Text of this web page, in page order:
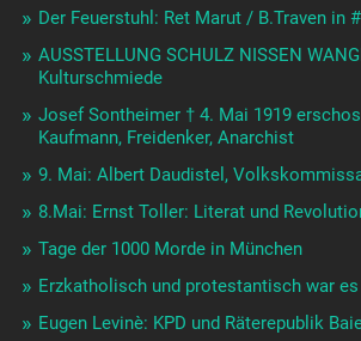
Der Feuerstuhl: Ret Marut / B.Traven in
AUSSTELLUNG SCHULZ NISSEN
Kulturschmiede
Josef Sontheimer † 4. Mai 1919
Kaufmann, Freidenker, Anarchist
9. Mai: Albert Daudistel,
8.Mai: Ernst Toller: Literat und
Tage der 1000 Morde in München
Erzkatholisch und protestantisch war
Eugen Levinè: KPD und Räterepublik